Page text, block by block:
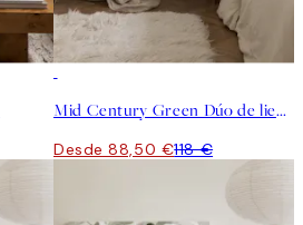
Mid Century Green Dúo de lienzos
Desde 88,50 €118 €